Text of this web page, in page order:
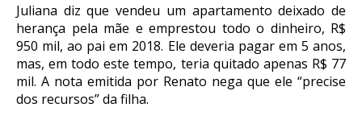
Juliana diz que vendeu um apartamento deixado de
herança pela mãe e emprestou todo o dinheiro, R$
950 mil, ao pai em 2018. Ele deveria pagar em 5 anos,
mas, em todo este tempo, teria quitado apenas R$ 77
mil. A nota emitida por Renato nega que ele “precise
dos recursos” da filha.